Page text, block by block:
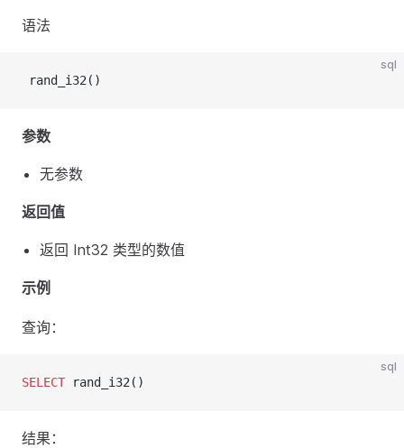
语法
sql
rand_i32()
参数
无参数
返回值
返回 Int32 类型的数值
示例
查询：
sql
SELECT rand_i32()
结果：